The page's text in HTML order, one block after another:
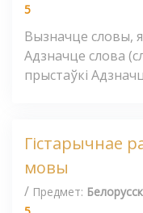
5
Вызначце словы,
Адзначце слова
прыстаўкі
Гістарычнае
мовы
/ Предмет: